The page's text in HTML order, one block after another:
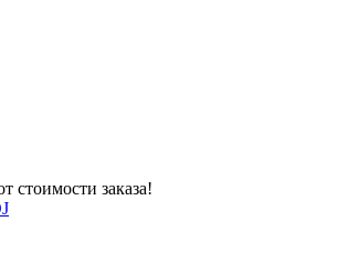
стоимости заказа!